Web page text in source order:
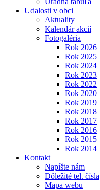
Udalosti v obci
Aktuality
Kalendár akcií
Fotogaléria
Rok 2026
Rok 2025
Rok 2024
Rok 2023
Rok 2022
Rok 2020
Rok 2019
Rok 2018
Rok 2017
Rok 2016
Rok 2015
Rok 2014
Kontakt
Napíšte nám
Dôležité tel. čísla
Mapa webu